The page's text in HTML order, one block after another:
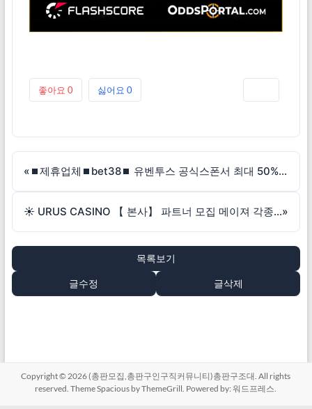
좋아요 0 싫어요 0
« ⏹제휴업체⏹bet38⏹ 유벤투스 공식스폰서 최대 50% 커미션!!
☀️ URUS CASINO 【 본사】 파트너 모집 메이져 각종 보증사이트 10억 실보증금 예치 ☀️»
목록보기
글수정 글삭제
Copyright © 2026(총판모집,총판구인구직커뮤니티)총판구조대. All rights
reserved. ThemeSpacious by ThemeGrill. Powered by:워드프레스.